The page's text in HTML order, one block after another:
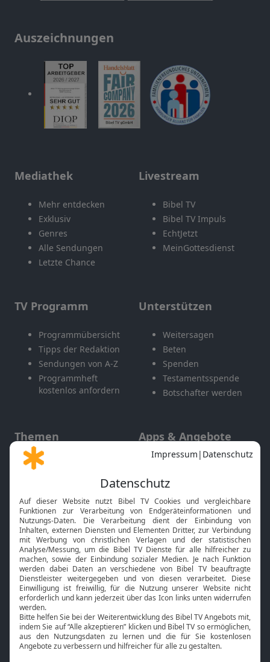
Auszeichnungen
Mediathek
Mehr entdecken
Exklusiv
Genres
Alle Sendungen
Letzte Chance
Livestream
Bibel TV
Bibel TV Impuls
EchtJetzt
MeinGottesdienst
TV Programm
Programmübersicht
Tipps der Redaktion
Sendungen von A-Z
Programmheft
kostenlos anfordern
Unterstützen
Weitersagen
Beten
Spenden
Testamentsspende
Botschafter werden
Themen
Gott und Bibel erklärt
Neuigkeiten
Apps & Angebote
Mobile App
Smart TV
HbbTV
Bibelthek Online-Bibel
Nächster Gottesdienst
Bibel TV
Über uns
Jobs
Service
Kontakt
TV-Empfang